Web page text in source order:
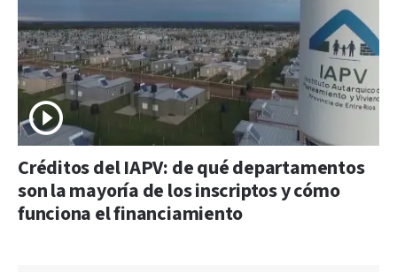
Créditos del IAPV: de qué departamentos
son la mayoría de los inscriptos y cómo
funciona el financiamiento